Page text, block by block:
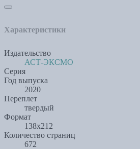
Характеристики
Издательство
АСТ-ЭКСМО
Серия
Год выпуска
2020
Переплет
твердый
Формат
138x212
Количество страниц
672